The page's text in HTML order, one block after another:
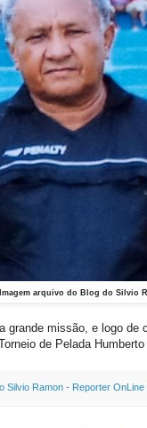
Imagem arquivo do Blog do Silvio
grande missão, e logo de
de Pelada
Silvio Ramon - Reporter OnLine